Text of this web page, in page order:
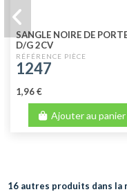
SANGLE NOIRE DE
D/G 2CV
1247
1,96 €
Ajouter au panier
16 autres produits dans la